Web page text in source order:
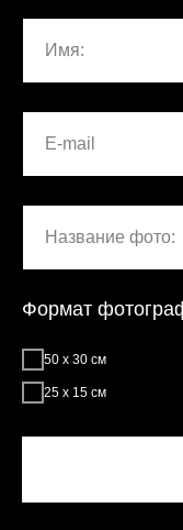
Формат
50 x 30 см
25 x 15 см